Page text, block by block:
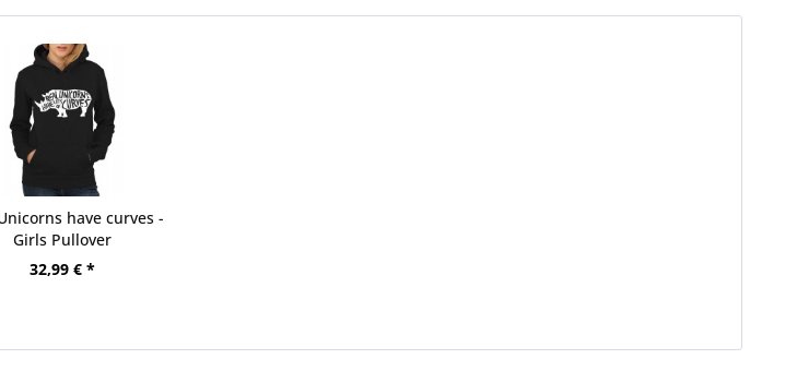
have curves -
Girls Pullover
32,99 € *